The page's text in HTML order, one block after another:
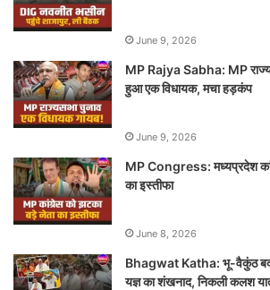
June 9, 2026
MP Rajya Sabha: MP
हुआ एक विधायक, मचा हड़कंप
June 9, 2026
MP Congress: मध्यप्रदेश
का इस्तीफा
June 8, 2026
Bhagwat Katha: भू-वैकुंठ
यज्ञ का शंखनाद, निकली कलश